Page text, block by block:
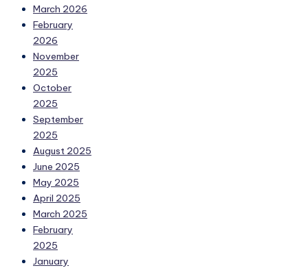
March 2026
February
2026
November
2025
October
2025
September
2025
August 2025
June 2025
May 2025
April 2025
March 2025
February
2025
January